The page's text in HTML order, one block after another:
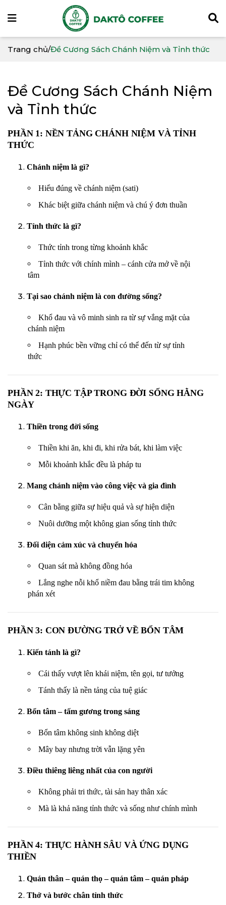
Trang chủ/Đề Cương Sách Chánh Niệm và Tỉnh thức
Đề Cương Sách Chánh Niệm
và Tỉnh thức
PHẦN 1: NỀN TẢNG CHÁNH NIỆM VÀ TỈNH
THỨC
Chánh niệm là gì?
Hiểu đúng về chánh niệm (sati)
Khác biệt giữa chánh niệm và chú ý đơn thuần
Tỉnh thức là gì?
Thức tỉnh trong từng khoảnh khắc
Tỉnh thức với chính mình – cánh cửa mở về nội
tâm
Tại sao chánh niệm là con đường sống?
Khổ đau và vô minh sinh ra từ sự vắng mặt của
chánh niệm
Hạnh phúc bền vững chỉ có thể đến từ sự tỉnh
thức
PHẦN 2: THỰC TẬP TRONG ĐỜI SỐNG HẰNG
NGÀY
Thiền trong đời sống
Thiền khi ăn, khi đi, khi rửa bát, khi làm việc
Mỗi khoảnh khắc đều là pháp tu
Mang chánh niệm vào công việc và gia đình
Cân bằng giữa sự hiệu quả và sự hiện diện
Nuôi dưỡng một không gian sống tỉnh thức
Đối diện cảm xúc và chuyển hóa
Quan sát mà không đồng hóa
Lắng nghe nỗi khổ niềm đau bằng trái tim không
phán xét
PHẦN 3: CON ĐƯỜNG TRỞ VỀ BỔN TÂM
Kiến tánh là gì?
Cái thấy vượt lên khái niệm, tên gọi, tư tưởng
Tánh thấy là nền tảng của tuệ giác
Bổn tâm – tấm gương trong sáng
Bổn tâm không sinh không diệt
Mây bay nhưng trời vẫn lặng yên
Điều thiêng liêng nhất của con người
Không phải tri thức, tài sản hay thân xác
Mà là khả năng tỉnh thức và sống như chính mình
PHẦN 4: THỰC HÀNH SÂU VÀ ỨNG DỤNG
THIỀN
Quán thân – quán thọ – quán tâm – quán pháp
Thở và bước chân tỉnh thức